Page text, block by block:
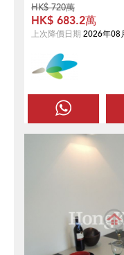
HK$ 720萬
HK$ 683.2萬
上次降價日期 2026年08